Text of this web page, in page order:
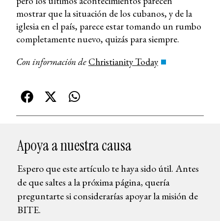
mostrar que la situación de los cubanos, y de la
iglesia en el país, parece estar tomando un rumbo
completamente nuevo, quizás para siempre.
Con información de Christianity Today
Apoya a nuestra causa
Espero que este artículo te haya sido útil. Antes
de que saltes a la próxima página, quería
preguntarte si considerarías apoyar la misión de
BITE.